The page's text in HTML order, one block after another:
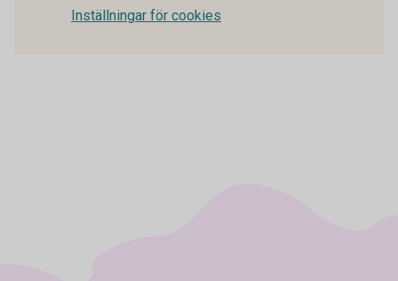
Inställningar för cookies